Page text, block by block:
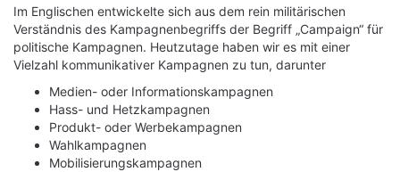
Im Englischen entwickelte sich aus dem rein militärischen
Verständnis des Kampagnenbegriffs der Begriff „Campaign“ für
politische Kampagnen. Heutzutage haben wir es mit einer
Vielzahl kommunikativer Kampagnen zu tun, darunter
Medien- oder Informationskampagnen
Hass- und Hetzkampagnen
Produkt- oder Werbekampagnen
Wahlkampagnen
Mobilisierungskampagnen